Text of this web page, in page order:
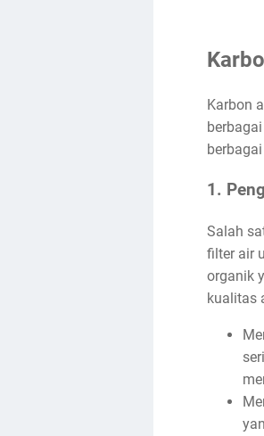
Karbon
1.
Salah
filter air
organik
kualitas